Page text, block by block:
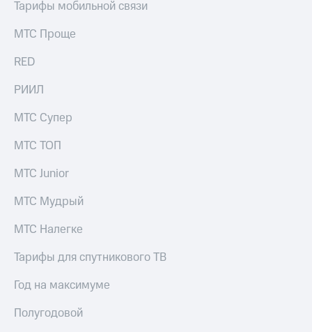
Тарифы мобильной связи
МТС Проще
RED
РИИЛ
МТС Супер
МТС ТОП
МТС Junior
МТС Мудрый
МТС Налегке
Тарифы для спутникового ТВ
Год на максимуме
Полугодовой